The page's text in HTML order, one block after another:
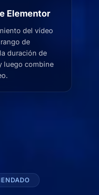
Elementor
del vídeo
de
duración de
luego combine